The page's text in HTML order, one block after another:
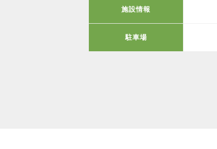
施設情報
駐車場